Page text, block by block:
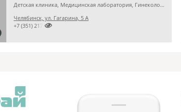
Детская клиника, Медицинская лаборатория, Гинекология
Челябинск, ул. Гагарина, 5 А

+7 (351) 2173679